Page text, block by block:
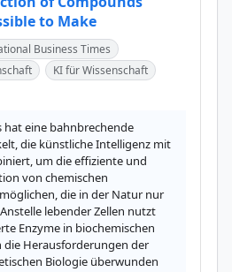
to Make
Business Times
KI für Wissenschaft
hat eine bahnbrechende
die künstliche Intelligenz mit
um die effiziente und
von chemischen
die in der Natur nur
lebender Zellen nutzt
Enzyme in biochemischen
die Herausforderungen der
Biologie überwunden